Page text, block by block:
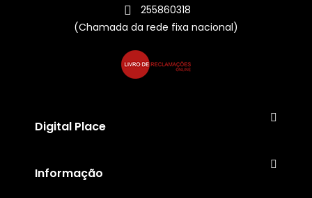
255860318
(Chamada da rede fixa nacional)
Digital Place
Informação